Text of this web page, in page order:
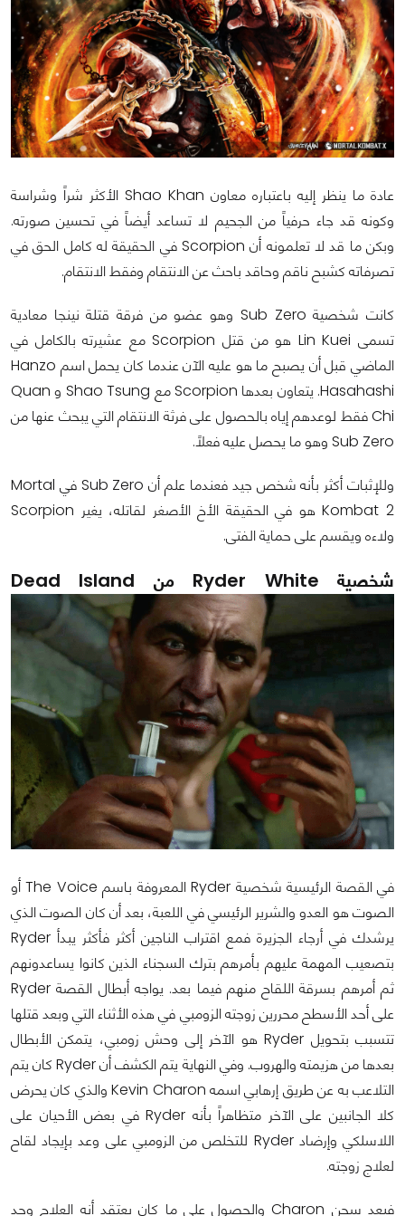
عادة ما ينظر إليه باعتباره معاون Shao Khan الأكثر شراً وشراسة
وكونه قد جاء حرفياً من الجحيم لا تساعد أيضاً في تحسين صورته.
وبكن ما قد لا تعلمونه أن Scorpion في الحقيقة له كامل الحق في
تصرفاته كشبح ناقم وحاقد باحث عن الانتقام وفقط الانتقام.
كانت شخصية Sub Zero وهو عضو من فرقة قتلة نينجا معادية
تسمى Lin Kuei هو من قتل Scorpion مع عشيرته بالكامل في
الماضي قبل أن يصبح ما هو عليه الآن عندما كان يحمل اسم Hanzo
Hasahashi. يتعاون بعدها Scorpion مع Shao Tsung و Quan
Chi فقط لوعدهم إياه بالحصول على فرثة الانتقام التي يبحث عنها من
Sub Zero وهو ما يحصل عليه فعلاً.
وللإثبات أكثر بأنه شخص جيد فعندما علم أن Sub Zero في Mortal
Kombat 2 هو في الحقيقة الأخ الأصغر لقاتله، يغير Scorpion
ولاءه ويقسم على حماية الفتى.
شخصية Ryder White من Dead Island
في القصة الرئيسية شخصية Ryder المعروفة باسم The Voice أو
الصوت هو العدو والشرير الرئيسي في اللعبة، بعد أن كان الصوت الذي
يرشدك في أرجاء الجزيرة فمع اقتراب الناجين أكثر فأكثر يبدأ Ryder
بتصعيب المهمة عليهم بأمرهم بترك السجناء الذين كانوا يساعدونهم
ثم أمرهم بسرقة اللقاح منهم فيما بعد. يواجه أبطال القصة Ryder
على أحد الأسطح محررين زوجته الزومبي في هذه الأثناء التي وبعد قتلها
تتسبب بتحويل Ryder هو الآخر إلى وحش زومبي، يتمكن الأبطال
بعدها من هزيمته والهروب. وفي النهاية يتم الكشف أن Ryder كان يتم
التلاعب به عن طريق إرهابي اسمه Kevin Charon والذي كان يحرض
كلا الجانبين على الآخر متظاهراً بأنه Ryder في بعض الأحيان على
اللاسلكي وإرضاد Ryder للتخلص من الزومبي على وعد بإيجاد لقاح
لعلاج زوجته.
فبعد سجن Charon والحصول على ما كان يعتقد أنه العلاج وجد